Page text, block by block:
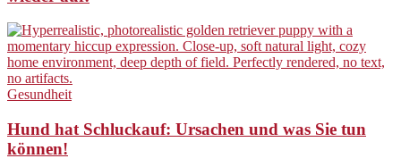
Gesundheit
Hund hat Schluckauf: Ursachen und was Sie tun
können!